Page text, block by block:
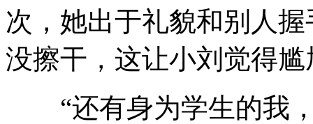
次，她出于礼貌和别人
没擦干，这让小刘觉得
“还有身为学生的我，